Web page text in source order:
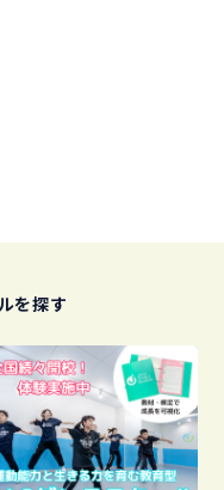
を探す